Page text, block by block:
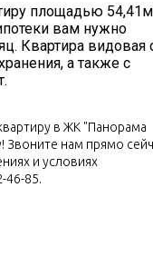
площадью
вам нужно
Квартира видовая
а также с
в ЖК "Панорама
Звоните нам прямо
и условиях
46-85.